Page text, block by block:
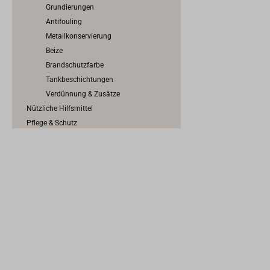
Grundierungen
Antifouling
Metallkonservierung
Beize
Brandschutzfarbe
Tankbeschichtungen
Verdünnung & Zusätze
Nützliche Hilfsmittel
Pflege & Schutz